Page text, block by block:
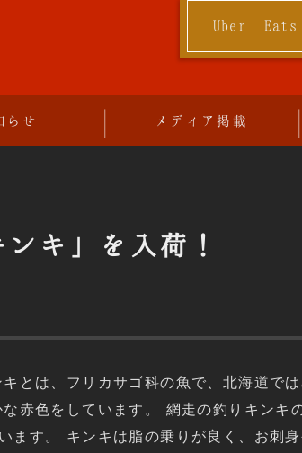
Uber Eats
らせ メディア掲載
キ」を入荷！
とは、フリカサゴ科の魚で、北海道で
赤色をしています。 網走の釣りキンキ
ます。 キンキは脂の乗りが良く、お刺